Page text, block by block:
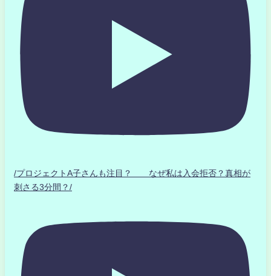
/プロジェクトA子さんも注目？ なぜ私は入会拒否？真相が
刺さる3分間？/